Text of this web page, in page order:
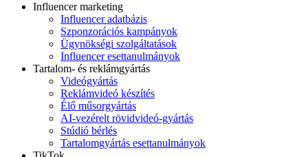
Influencer marketing
Influencer adatbázis
Szponzorációs kampányok
Ügynökségi szolgáltatások
Influencer esettanulmányok
Tartalom- és reklámgyártás
Videógyártás
Reklámvideó készítés
Élő műsorgyártás
AI-vezérelt rövidvideó-gyártás
Stúdió bérlés
Tartalomgyártás esettanulmányok